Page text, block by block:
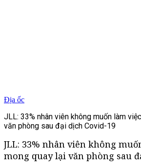
Địa ốc
JLL: 33% nhân viên không muốn làm
văn phòng sau đại dịch Covid-19
JLL: 33% nhân viên không
mong quay lại văn phòng sau